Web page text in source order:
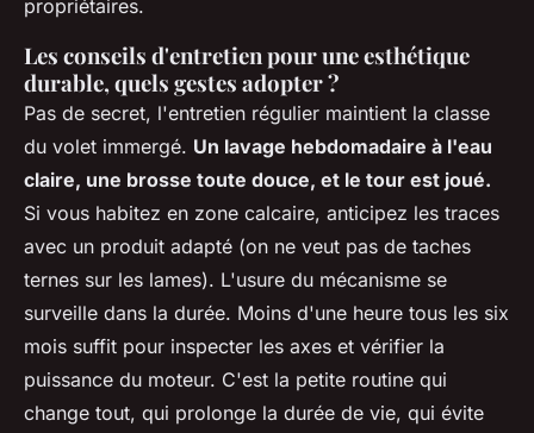
propriétaires.
Les conseils d'entretien pour une esthétique
durable, quels gestes adopter ?
Pas de secret, l'entretien régulier maintient la classe
du volet immergé. Un lavage hebdomadaire à l'eau
claire, une brosse toute douce, et le tour est joué.
Si vous habitez en zone calcaire, anticipez les traces
avec un produit adapté (on ne veut pas de taches
ternes sur les lames). L'usure du mécanisme se
surveille dans la durée. Moins d'une heure tous les six
mois suffit pour inspecter les axes et vérifier la
puissance du moteur. C'est la petite routine qui
change tout, qui prolonge la durée de vie, qui évite